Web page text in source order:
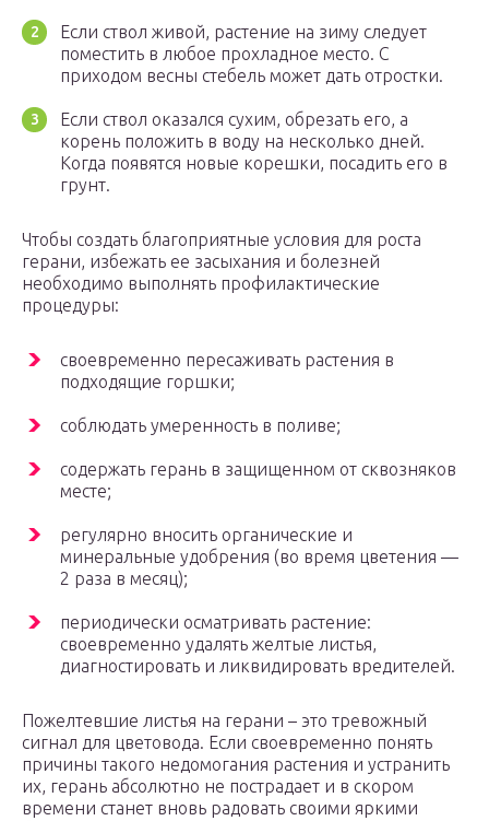
Если ствол живой, растение на зиму следует
поместить в любое прохладное место. С
приходом весны стебель может дать отростки.
Если ствол оказался сухим, обрезать его, а
корень положить в воду на несколько дней.
Когда появятся новые корешки, посадить его в
грунт.
Чтобы создать благоприятные условия для роста
герани, избежать ее засыхания и болезней
необходимо выполнять профилактические
процедуры:
своевременно пересаживать растения в
подходящие горшки;
соблюдать умеренность в поливе;
содержать герань в защищенном от сквозняков
месте;
регулярно вносить органические и
минеральные удобрения (во время цветения —
2 раза в месяц);
периодически осматривать растение:
своевременно удалять желтые листья,
диагностировать и ликвидировать вредителей.
Пожелтевшие листья на герани – это тревожный
сигнал для цветовода. Если своевременно понять
причины такого недомогания растения и устранить
их, герань абсолютно не пострадает и в скором
времени станет вновь радовать своими яркими